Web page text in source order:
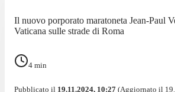
Il nuovo porporato maratoneta Jean-Paul
Vaticana sulle strade di Roma
4 min
Pubblicato il 19.11.2024, 10:27 (Aggiornato il